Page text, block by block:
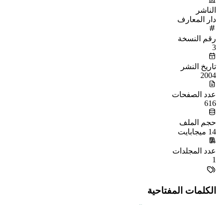
الناشر
دار المعارف
رقم النسخة
3
تاريخ النشر
2004
عدد الصفحات
616
حجم الملف
14 ميجابايت
عدد المجلدات
1
الكلمات المفتاحية